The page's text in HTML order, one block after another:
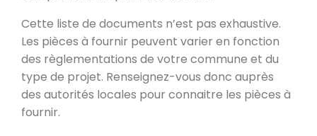
Cette liste de documents n’est pas exhaustive.
Les pièces à fournir peuvent varier en fonction
des règlementations de votre commune et du
type de projet. Renseignez-vous donc auprès
des autorités locales pour connaitre les pièces à
fournir.